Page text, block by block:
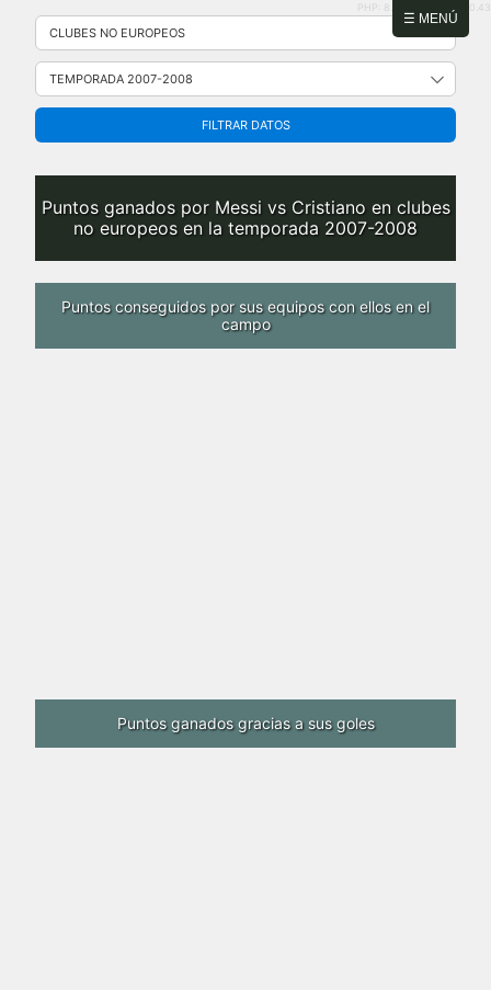
☰ MENÚ
Saltar
contenido
PHP: 8.2.31 | MySQL: 8.0.43
FILTRAR DATOS
Puntos ganados por Messi vs Cristiano en clubes
no europeos en la temporada 2007-2008
Puntos conseguidos por sus equipos con ellos en el
campo
Puntos ganados gracias a sus goles